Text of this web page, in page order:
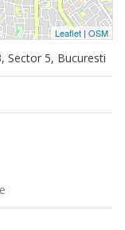
Leaflet | OSM
Sector 5, Bucuresti